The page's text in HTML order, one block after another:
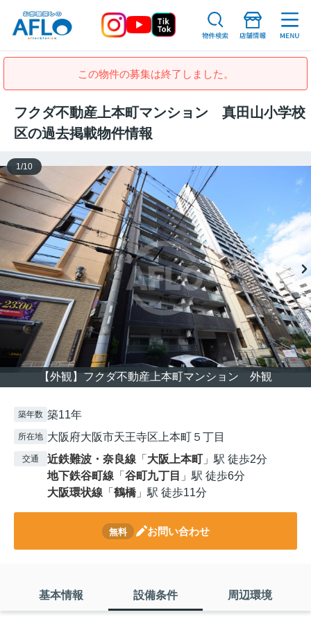
この物件の募集は終了しました。
フクダ不動産上本町マンション 真田山小学校
区の過去掲載物件情報
【外観】フクダ不動産上本町マンション 外観
1 /10
築年数 築11年
所在地 大阪府大阪市天王寺区上本町５丁目
交通 近鉄難波・奈良線 「 大阪上本町 」駅 徒歩2分
地下鉄谷町線 「 谷町九丁目 」駅 徒歩6分
大阪環状線 「 鶴橋」駅 徒歩11分
無料 お問い合わせ
基本情報 設備条件 周辺環境